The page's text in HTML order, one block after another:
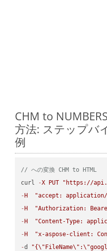
CHM to
方法: ステップバ
例
// への変換 CHM to HTML
curl
-X PUT
"https://
- H
"accept:
- H
"Authorization:
- H
"Content-Type:
- H
"x-aspose-client:
-d "{\" FileName\" :\"